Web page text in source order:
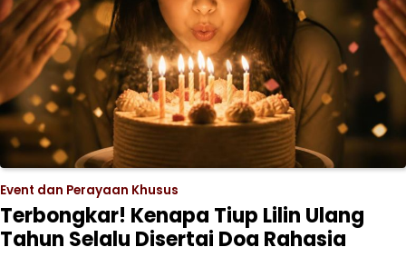
Event dan Perayaan Khusus
Terbongkar! Kenapa Tiup Lilin Ulang
Tahun Selalu Disertai Doa Rahasia